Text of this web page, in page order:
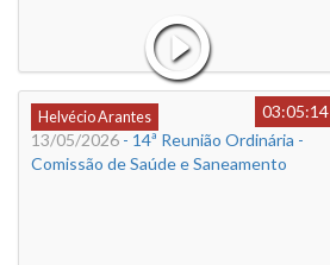
Helvécio Arantes
03:05:14
13/05/2026 - 14ª Reunião Ordinária -
Comissão de Saúde e Saneamento